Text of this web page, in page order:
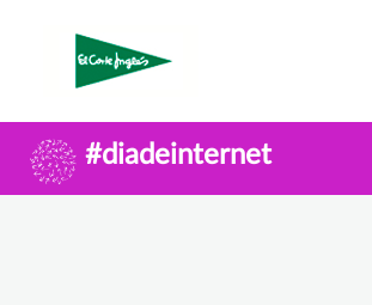
#diadeinternet